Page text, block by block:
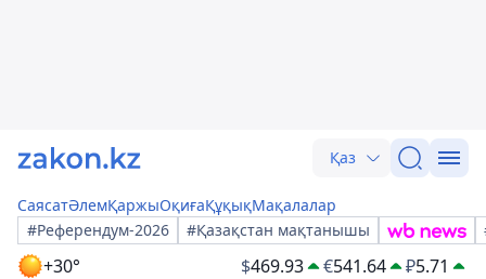
Қаз
СаясатӘлемҚаржыОқиғаҚұқықМақалалар
#Референдум-2026
#Қазақстан мақтанышы
+30° $469.93 €541.64 ₽5.71